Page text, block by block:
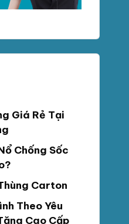
Giá Rẻ Tại
Chống Sốc
Carton
Theo Yêu
Cao Cấp